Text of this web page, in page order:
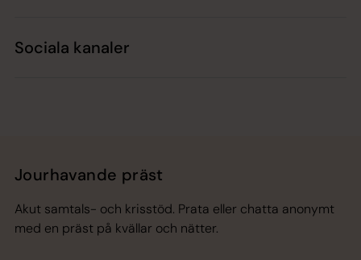
Sociala kanaler
Jourhavande präst
Akut samtals- och krisstöd. Prata eller chatta anonymt
med en präst på kvällar och nätter.